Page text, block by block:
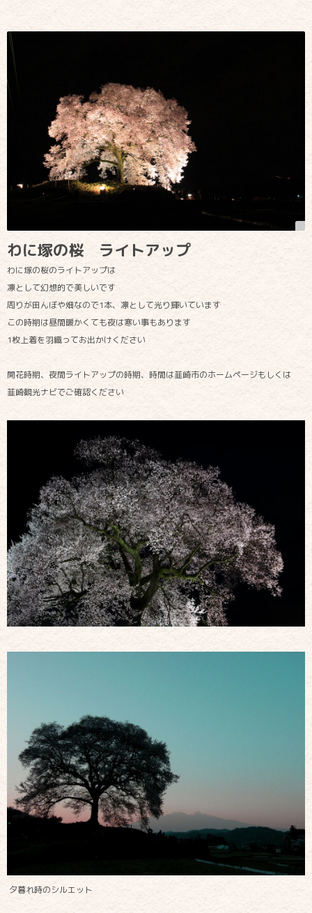
わに塚の桜 ライトアップ
わに塚の桜のライトアップは
凛として幻想的で美しいです
周りが田んぼや畑なので1本、凛として光り輝いています
この時期は昼間暖かくても夜は寒い事もあります
1枚上着を羽織ってお出かけください
開花時期、夜間ライトアップの時期、時間は韮崎市のホームページもしくは
韮崎観光ナビでご確認ください
夕暮れ時のシルエット